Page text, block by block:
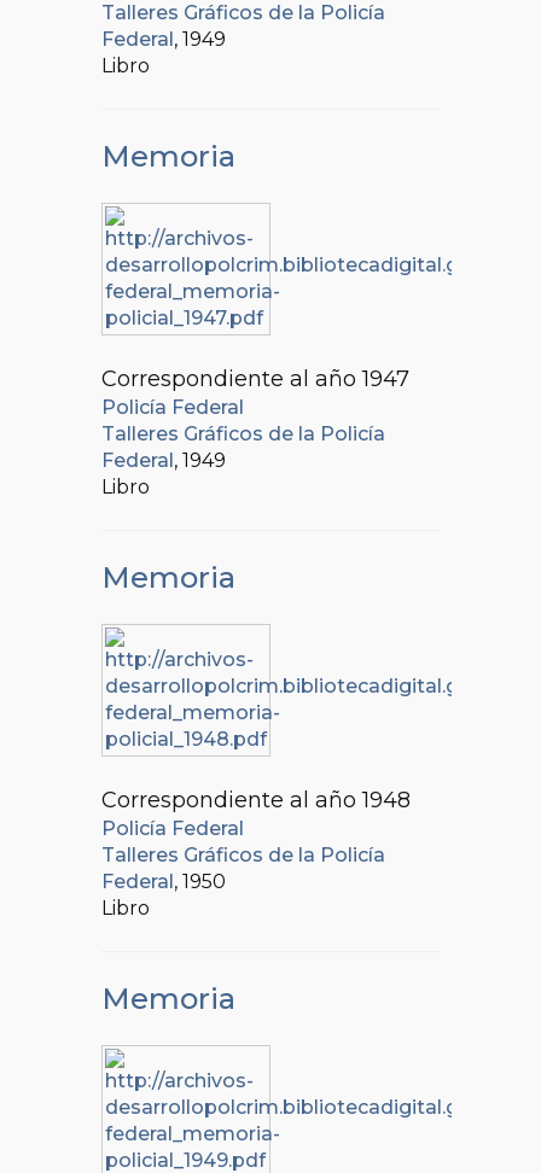
Talleres Gráficos de la Policía
Federal , 1949
Libro
Memoria
Correspondiente al año 1947
Policía Federal
Talleres Gráficos de la Policía
Federal , 1949
Libro
Memoria
Correspondiente al año 1948
Policía Federal
Talleres Gráficos de la Policía
Federal , 1950
Libro
Memoria